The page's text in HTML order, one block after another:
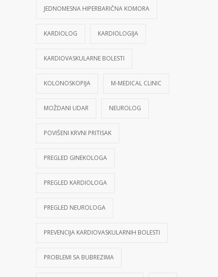
JEDNOMESNA HIPERBARIČNA KOMORA
KARDIOLOG KARDIOLOGIJA
KARDIOVASKULARNE BOLESTI
KOLONOSKOPIJA M-MEDICAL CLINIC
MOŽDANI UDAR NEUROLOG
POVIŠENI KRVNI PRITISAK
PREGLED GINEKOLOGA
PREGLED KARDIOLOGA
PREGLED NEUROLOGA
PREVENCIJA KARDIOVASKULARNIH BOLESTI
PROBLEMI SA BUBREZIMA